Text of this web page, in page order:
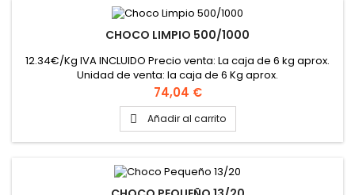
CHOCO LIMPIO 500/1000
12.34€/Kg IVA INCLUIDO Precio venta: La caja de 6 kg aprox.
Unidad de venta: la caja de 6 Kg aprox.
Precio
74,04 €
 Añadir al carrito